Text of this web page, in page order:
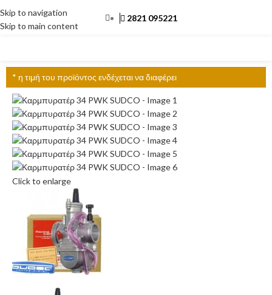
Skip to navigation
Skip to main content
2821 095221
* η τιμή του προϊόντος ενδέχεται να διαφέρει
Click to enlarge